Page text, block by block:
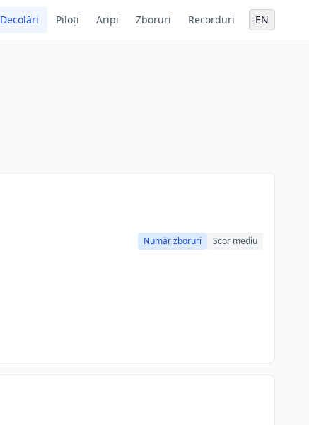
Decolări Piloți Aripi Zboruri Recorduri EN
Număr zboruri
Scor mediu